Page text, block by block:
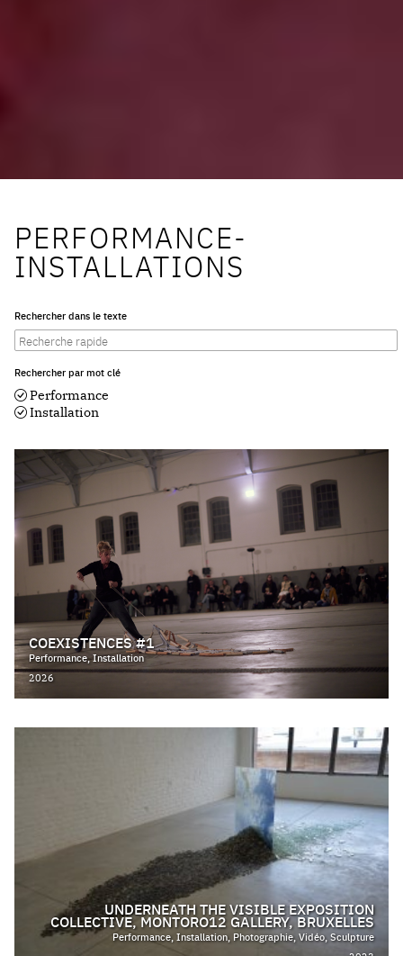
PERFORMANCE-
INSTALLATIONS
Rechercher dans le texte
Rechercher par mot clé
Performance
Installation
COEXISTENCES #1
Performance, Installation
2026
UNDERNEATH THE VISIBLE EXPOSITION
COLLECTIVE, MONTORO12 GALLERY, BRUXELLES
Performance, Installation, Photographie, Vidéo, Sculpture